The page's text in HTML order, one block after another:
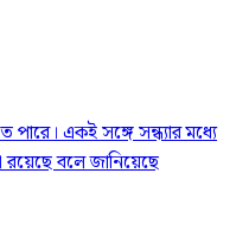
পারে। একই সঙ্গে সন্ধ্যার মধ্যে
রয়েছে বলে জানিয়েছে